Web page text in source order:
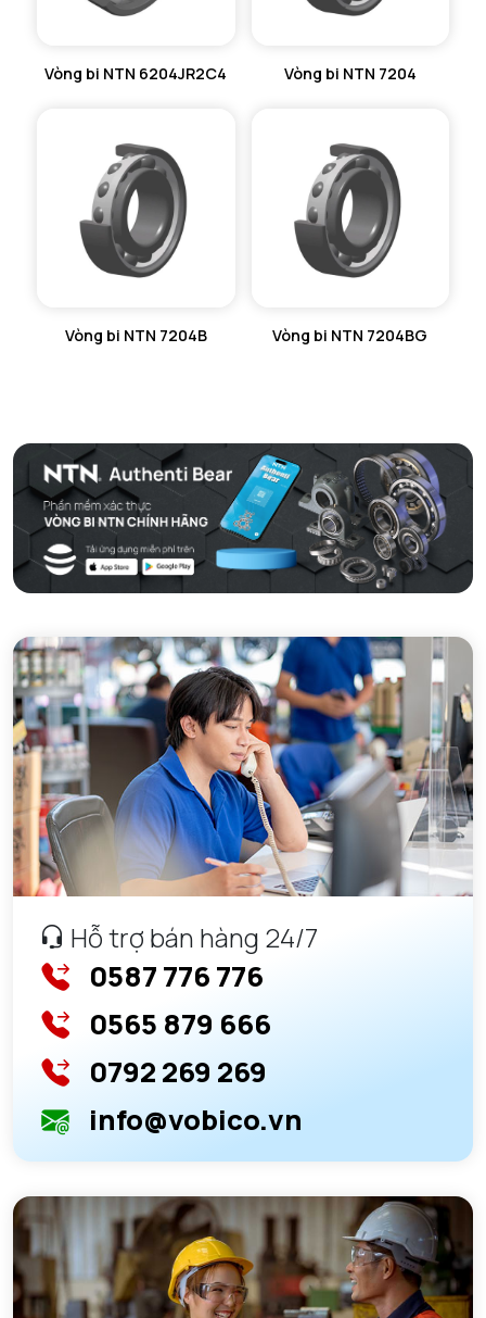
Vòng bi NTN 6204JR2C4 Vòng bi NTN 7204
Vòng bi NTN 7204B Vòng bi NTN 7204BG
Hỗ trợ bán hàng 24/7
0587 776 776
0565 879 666
0792 269 269
info@vobico.vn